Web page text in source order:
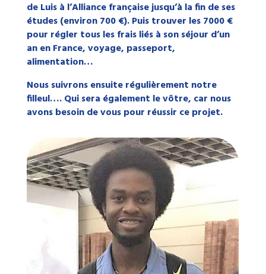
de Luis à l’Alliance française jusqu’à la fin de ses
études (environ 700 €). Puis trouver les 7000 €
pour régler tous les frais liés à son séjour d’un
an en France, voyage, passeport,
alimentation…
Nous suivrons ensuite régulièrement notre
filleul…. Qui sera également le vôtre, car nous
avons besoin de vous pour réussir ce projet.